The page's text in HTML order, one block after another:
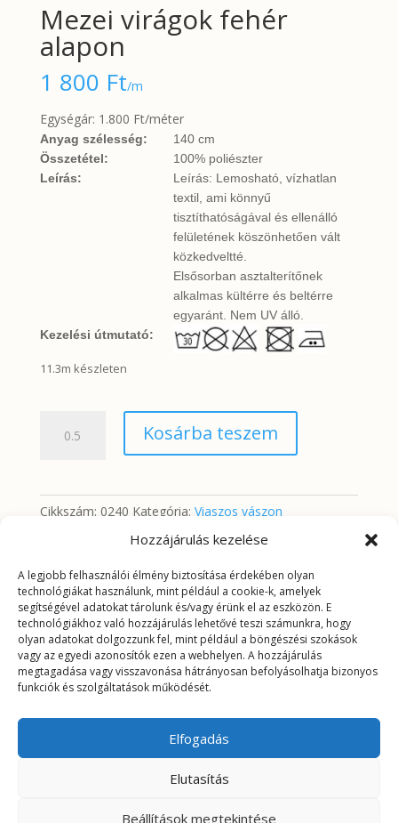
Hozzájárulás kezelése
A legjobb felhasználói élmény biztosítása érdekében olyan
technológiákat használunk, mint például a cookie-k, amelyek
segítségével adatokat tárolunk és/vagy érünk el az eszközön. E
technológiákhoz való hozzájárulás lehetővé teszi számunkra, hogy
olyan adatokat dolgozzunk fel, mint például a böngészési szokások
vagy az egyedi azonosítók ezen a webhelyen. A hozzájárulás
megtagadása vagy visszavonása hátrányosan befolyásolhatja bizonyos
funkciók és szolgáltatások működését.
Elfogadás
Elutasítás
Beállítások megtekintése
Mezei virágok fehér
alapon
1 800 Ft/m
Egységár: 1.800 Ft/méter
Anyag szélesség:
140 cm
Összetétel:
100% poliészter
Leírás:
Leírás: Lemosható, vízhatlan
textil, ami könnyű
tisztíthatóságával és ellenálló
felületének köszönhetően vált
közkedveltté.
Elsősorban asztalterítőnek
alkalmas kültérre és beltérre
egyaránt. Nem UV álló.
Kezelési útmutató:
11.3m készleten
virágok
mennyiség
Kosárba teszem
Cikkszám: 0240 Kategória: Viaszos vászon
További információk
További információk
Tömeg 0,4725 kg